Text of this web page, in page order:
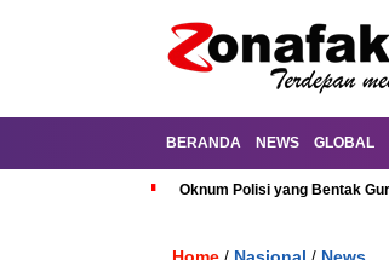
BERANDA NEWS GLOBAL
Oknum Polisi yang Bentak